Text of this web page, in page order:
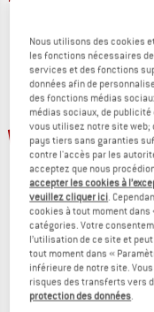
JUSQU'À -60 %
LE DÉSTOCKAGE
Jusqu'à -35 %
SAXX
Quest Quick-Dry Mesh
Sous-vêtement
Nous utilisons des cookies
les fonctions nécessaires
services et des fonctions
données afin de
des fonctions médias
médias sociaux, de
vous utilisez notre site web;
pays tiers sans garanties
contre l'accès par les
acceptez que nous
accepter les cookies à
veuillez cliquer ici.
cookies à tout moment
catégories. Votre
l’utilisation de ce site et
tout moment dans «
inférieure de notre site.
risques des transferts vers
protection des données.